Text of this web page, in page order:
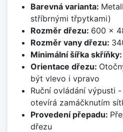
Barevná varianta:
stříbrnými třpytkami)
Rozměr dřezu: 600 x
Rozměr vany dřezu:
Minimální šířka skříňky:
Orientace dřezu:
být vlevo i vpravo
Ruční ovládání výpusti
otevírá zamáčknutím
Provedení přepadu:
dřezu